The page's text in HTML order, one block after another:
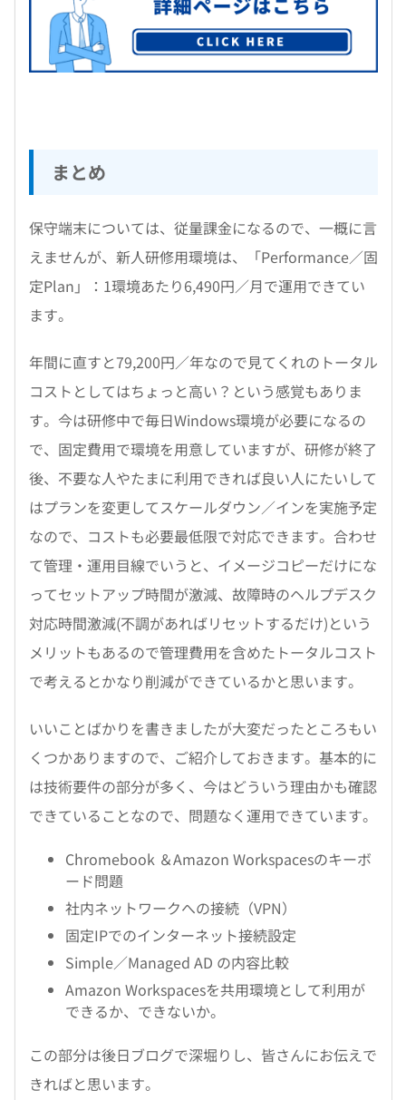
まとめ
保守端末については、従量課金になるので、一概に言
えませんが、新人研修用環境は、「Performance／固
定Plan」：1環境あたり6,490円／月で運用できてい
ます。
年間に直すと79,200円／年なので見てくれのトータル
コストとしてはちょっと高い？という感覚もありま
す。今は研修中で毎日Windows環境が必要になるの
で、固定費用で環境を用意していますが、研修が終了
後、不要な人やたまに利用できれば良い人にたいして
はプランを変更してスケールダウン／インを実施予定
なので、コストも必要最低限で対応できます。合わせ
て管理・運用目線でいうと、イメージコピーだけにな
ってセットアップ時間が激減、故障時のヘルプデスク
対応時間激減(不調があればリセットするだけ)という
メリットもあるので管理費用を含めたトータルコスト
で考えるとかなり削減ができているかと思います。
いいことばかりを書きましたが大変だったところもい
くつかありますので、ご紹介しておきます。基本的に
は技術要件の部分が多く、今はどういう理由かも確認
できていることなので、問題なく運用できています。
Chromebook ＆Amazon Workspacesのキーボ
ード問題
社内ネットワークへの接続（VPN）
固定IPでのインターネット接続設定
Simple／Managed AD の内容比較
Amazon Workspacesを共用環境として利用が
できるか、できないか。
この部分は後日ブログで深堀りし、皆さんにお伝えで
きればと思います。